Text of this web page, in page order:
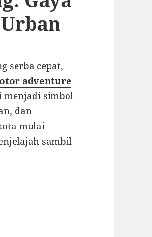
serba cepat,
adventure
menjadi simbol
dan
mulai
sambil